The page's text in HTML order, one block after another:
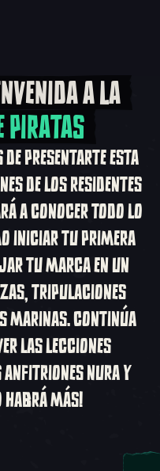
damos laA LA
PRESENTARTE ESTA
DE LOS RESIDENTES
A CONOCER TODO LO
INICIAR TU PRIMERA
TU MARCA EN UN
TRIPULACIONES
MARINAS. CONTINÚA
LAS LECCIONES
NURA Y
HABRÁ MÁS!